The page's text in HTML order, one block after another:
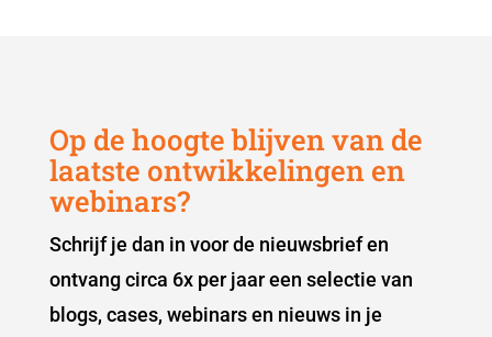
Op de hoogte blijven van de
laatste ontwikkelingen en
webinars?
Schrijf je dan in voor de nieuwsbrief en
ontvang circa 6x per jaar een selectie van
blogs, cases, webinars en nieuws in je